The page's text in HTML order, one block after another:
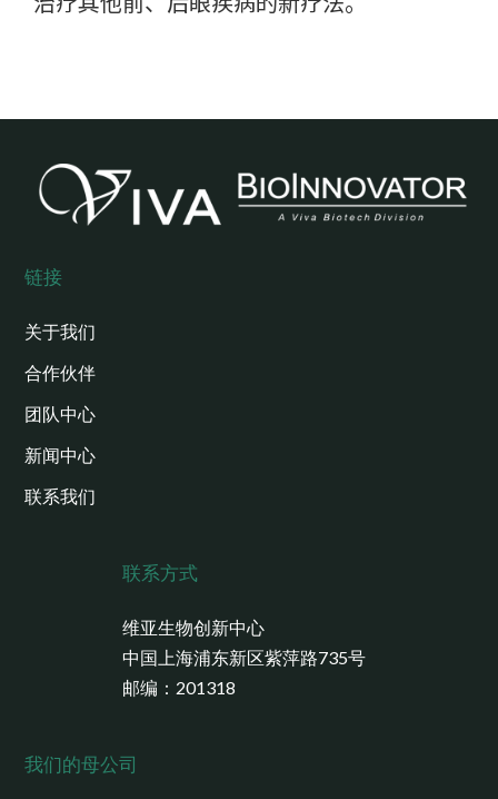
链接
关于我们
合作伙伴
团队中心
新闻中心
联系我们
联系方式
维亚生物创新中心
中国上海浦东新区紫萍路735号
邮编：201318
我们的母公司